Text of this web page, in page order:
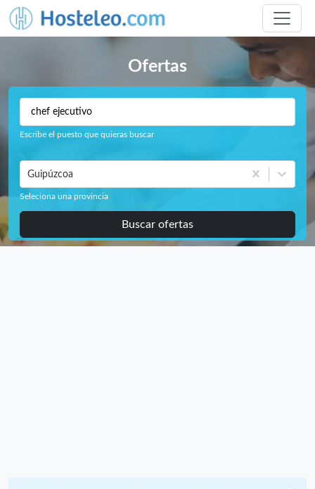
Ofertas
Escribe el puesto que quieras buscar
Guipúzcoa
Seleciona una provincia
Buscar ofertas